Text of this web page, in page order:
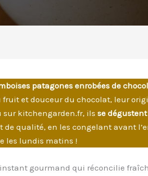
patagones enrobées de
et douceur du chocolat, leur
sur kitchengarden.fr, ils se dégustent
de qualité, en les congelant avant
les lundis matins !
instant gourmand qui réconcilie